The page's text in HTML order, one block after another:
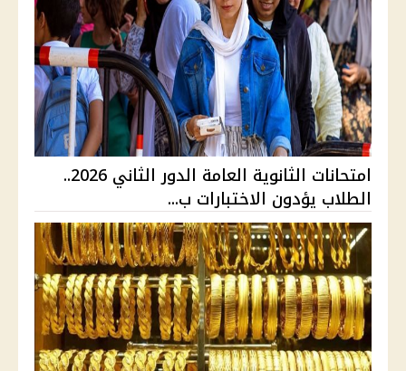
امتحانات الثانوية العامة الدور الثاني 2026..
الطلاب يؤدون الاختبارات ب...